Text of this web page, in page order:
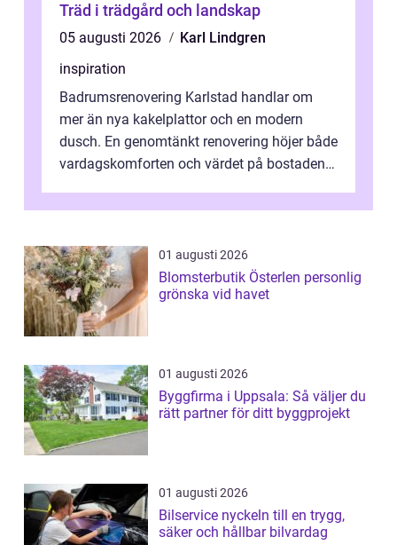
Träd i trädgård och landskap
05 augusti 2026
Karl Lindgren
inspiration
Badrumsrenovering Karlstad handlar om
mer än nya kakelplattor och en modern
dusch. En genomtänkt renovering höjer både
vardagskomforten och värdet på bostaden.
01 augusti 2026
Blomsterbutik Österlen personlig
grönska vid havet
01 augusti 2026
Byggfirma i Uppsala: Så väljer du
rätt partner för ditt byggprojekt
01 augusti 2026
Bilservice nyckeln till en trygg,
säker och hållbar bilvardag